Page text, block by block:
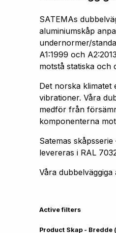
SATEMAs
aluminiumskåp
undernormer/
A1:1999 och
motstå statiska och
Det norska
vibrationer. Våra
medför från
komponenterna
Satemas
levereras i RAL
Våra
Active filters
Product Skap - Bredde